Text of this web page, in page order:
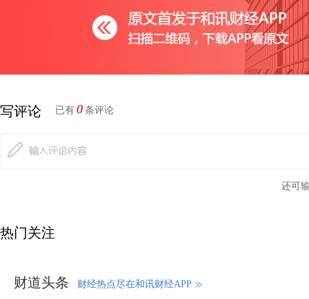
写评论 已有 0 条评论
还可
热门关注
财道头条 财经热点尽在和讯财经APP